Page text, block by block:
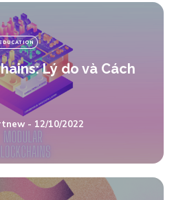
Lý do và Cách
- 12/10/2022